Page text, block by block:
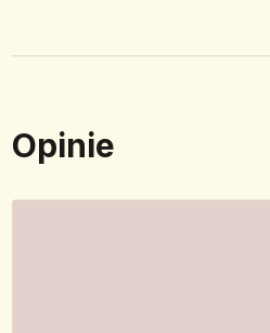
Opinie